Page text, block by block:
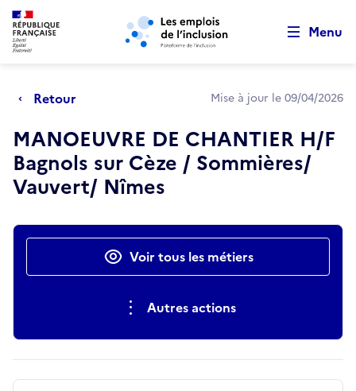
Aller au menu principal Aller au contenu principal
Menu
Retour Mise à jour le 09/04/2026
MANOEUVRE DE CHANTIER H/F
Bagnols sur Cèze / Sommières/
Vauvert/ Nîmes
Actions rapidesVoir tous les métiers
Autres actions
Retour au début de la page
Panneau de gestion des cookies